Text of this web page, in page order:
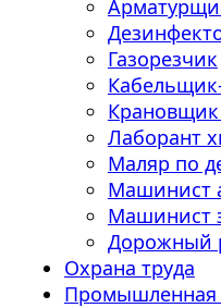
Газорезчик
Лаборант
Маляр по
Машинист
Машинист
Дорожный
Охрана труда
Промышленная